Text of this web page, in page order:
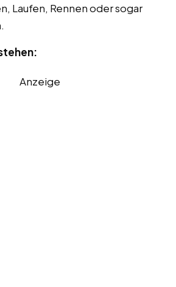
Laufen, Rennen oder sogar
Anzeige